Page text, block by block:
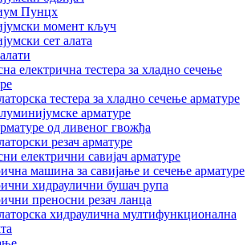
Пунцх
момент кључ
сет алата
електрична тестера за хладно сечење
тестера за хладно сечење арматуре
арматуре
од ливеног гвожђа
резач арматуре
електрични савијач арматуре
машина за савијање и сечење арматуре
хидраулични бушач рупа
преносни резач ланца
хидраулична мултифункционална